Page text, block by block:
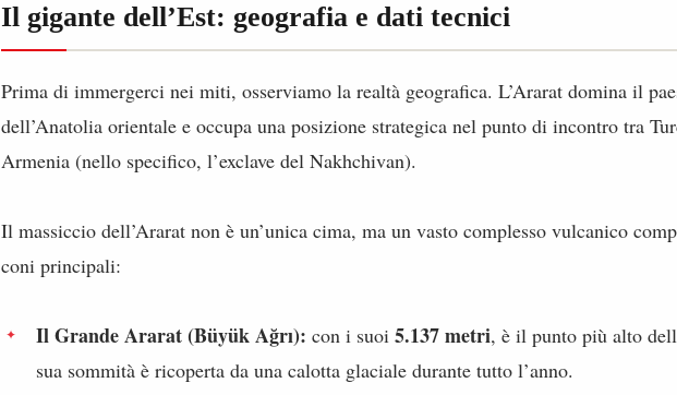
Il gigante dell’Est: geografia e dati tecnici
Prima di immergerci nei miti, osserviamo la realtà geografica. L’Ararat domina il
dell’Anatolia orientale e occupa una posizione strategica nel punto di incontro tra
Armenia (nello specifico, l’exclave del Nakhchivan).
Il massiccio dell’Ararat non è un’unica cima, ma un vasto complesso vulcanico
coni principali:
Il Grande Ararat (Büyük Ağrı): con i suoi 5.137 metri, è il punto più alto
sua sommità è ricoperta da una calotta glaciale durante tutto l’anno.